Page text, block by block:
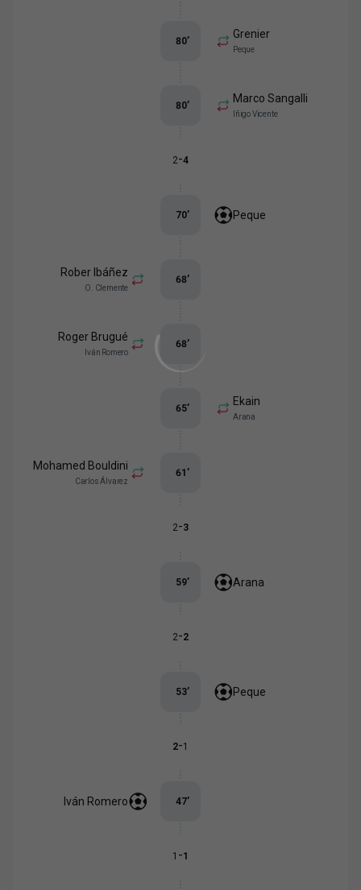
Grenier
Peque
80’
Marco Sangalli
Iñigo Vicente
80’
2-4
Peque
70’
Rober Ibáñez
O. Clemente
68’
Roger Brugué
Iván Romero
68’
Ekain
Arana
65’
Mohamed Bouldini
Carlos Álvarez
61’
2-3
Arana
59’
2-2
Peque
53’
2-1
Iván Romero 47’
1 -1